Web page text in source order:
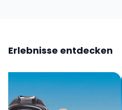
Erlebnisse entdecken